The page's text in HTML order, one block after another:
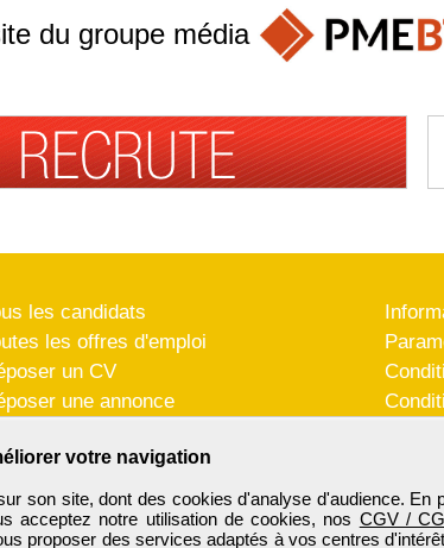
votre navigation
son site, dont des cookies d'analyse d'audience. En
acceptez notre utilisation de cookies, nos CGV /
proposer des services adaptés à vos centres
du groupe média
les candidats
les offres d'emploi
un CV
une annonce